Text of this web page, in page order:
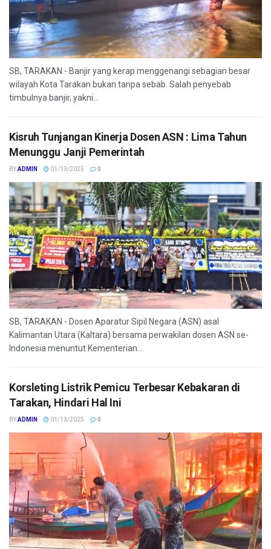
SB, TARAKAN - Banjir yang kerap menggenangi sebagian besar
wilayah Kota Tarakan bukan tanpa sebab. Salah penyebab
timbulnya banjir, yakni...
Kisruh Tunjangan Kinerja Dosen ASN : Lima Tahun
Menunggu Janji Pemerintah
BYADMIN 01/13/2025 0
SB, TARAKAN - Dosen Aparatur Sipil Negara (ASN) asal
Kalimantan Utara (Kaltara) bersama perwakilan dosen ASN se-
Indonesia menuntut Kementerian...
Korsleting Listrik Pemicu Terbesar Kebakaran di
Tarakan, Hindari Hal Ini
BYADMIN 01/13/2025 0